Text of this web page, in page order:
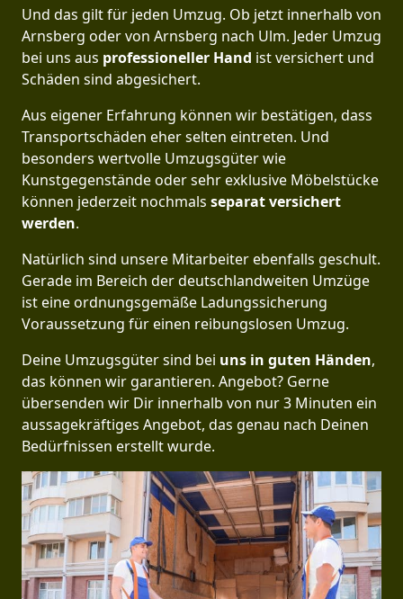
Und das gilt für jeden Umzug. Ob jetzt innerhalb von
Arnsberg oder von Arnsberg nach Ulm. Jeder Umzug
bei uns aus professioneller Hand ist versichert und
Schäden sind abgesichert.
Aus eigener Erfahrung können wir bestätigen, dass
Transportschäden eher selten eintreten. Und
besonders wertvolle Umzugsgüter wie
Kunstgegenstände oder sehr exklusive Möbelstücke
können jederzeit nochmals separat versichert
werden.
Natürlich sind unsere Mitarbeiter ebenfalls geschult.
Gerade im Bereich der deutschlandweiten Umzüge
ist eine ordnungsgemäße Ladungssicherung
Voraussetzung für einen reibungslosen Umzug.
Deine Umzugsgüter sind bei uns in guten Händen,
das können wir garantieren. Angebot? Gerne
übersenden wir Dir innerhalb von nur 3 Minuten ein
aussagekräftiges Angebot, das genau nach Deinen
Bedürfnissen erstellt wurde.